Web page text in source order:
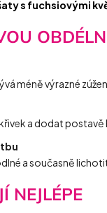
s fuchsiovými
méně výrazné zúžení
a dodat
a současně
NEJLÉPE